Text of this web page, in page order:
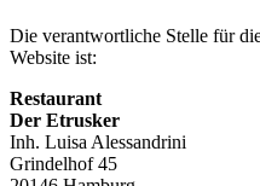
Die verantwortliche Stelle für
Website ist:
Restaurant
Der Etrusker
Inh. Luisa Alessandrini
Grindelhof 45